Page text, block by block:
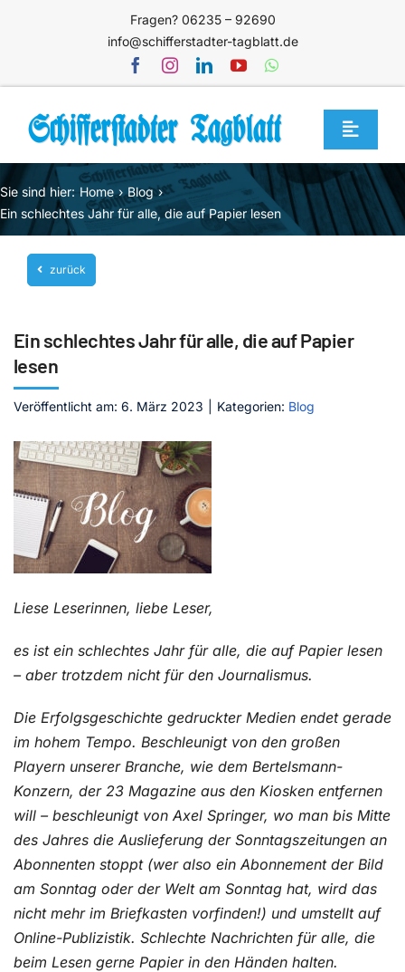
Fragen? 06235 – 92690
info@schifferstadter-tagblatt.de
Toggle
Home
Themen
Blog
Unternehmen
Mediathek
Jetzt abonnieren
Sie sind hier: Home
Blog
Ein schlechtes Jahr für alle, die auf Papier lesen
zurück
Ein schlechtes Jahr für alle, die auf Papier
lesen
Veröffentlicht am: 6. März 2023 Kategorien: Blog
Liese Leserinnen, liebe Leser,
es ist ein schlechtes Jahr für alle, die auf Papier lesen
– aber trotzdem nicht für den Journalismus.
Die Erfolgsgeschichte gedruckter Medien endet gerade
im hohem Tempo. Beschleunigt von den großen
Playern unserer Branche, wie dem Bertelsmann-
Konzern, der 23 Magazine aus den Kiosken entfernen
will – beschleunigt von Axel Springer, wo man bis Mitte
des Jahres die Auslieferung der Sonntagszeitungen an
Abonnenten stoppt (wer also ein Abonnement der Bild
am Sonntag oder der Welt am Sonntag hat, wird das
nicht mehr im Briefkasten vorfinden!) und umstellt auf
Online-Publizistik. Schlechte Nachrichten für alle, die
beim Lesen gerne Papier in den Händen halten.